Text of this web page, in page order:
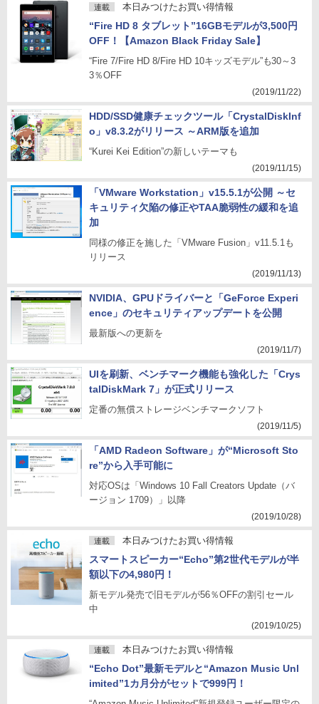
連載 本日みつけたお買い得情報
“Fire HD 8 タブレット”16GBモデルが3,500円
OFF！【Amazon Black Friday Sale】
“Fire 7/Fire HD 8/Fire HD 10キッズモデル”も30～3
3％OFF
(2019/11/22)
HDD/SSD健康チェックツール「CrystalDiskInf
o」v8.3.2がリリース ～ARM版を追加
“Kurei Kei Edition”の新しいテーマも
(2019/11/15)
「VMware Workstation」v15.5.1が公開 ～セ
キュリティ欠陥の修正やTAA脆弱性の緩和を追
加
同様の修正を施した「VMware Fusion」v11.5.1も
リリース
(2019/11/13)
NVIDIA、GPUドライバーと「GeForce Experi
ence」のセキュリティアップデートを公開
最新版への更新を
(2019/11/7)
UIを刷新、ベンチマーク機能も強化した「Crys
talDiskMark 7」が正式リリース
定番の無償ストレージベンチマークソフト
(2019/11/5)
「AMD Radeon Software」が“Microsoft Sto
re”から入手可能に
対応OSは「Windows 10 Fall Creators Update（バ
ージョン 1709）」以降
(2019/10/28)
連載 本日みつけたお買い得情報
スマートスピーカー“Echo”第2世代モデルが半
額以下の4,980円！
新モデル発売で旧モデルが56％OFFの割引セール
中
(2019/10/25)
連載 本日みつけたお買い得情報
“Echo Dot”最新モデルと“Amazon Music Unl
imited”1カ月分がセットで999円！